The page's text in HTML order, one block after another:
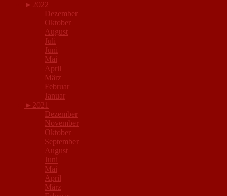
► 2022
Dezember
Oktober
August
Juli
Juni
Mai
April
März
Februar
Januar
► 2021
Dezember
November
Oktober
September
August
Juni
Mai
April
März